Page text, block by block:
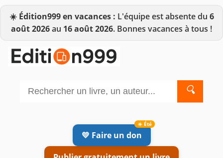
☀️ Édition999 en vacances : L'équipe est absente du 6
août 2026au 16 août 2026. Bonnes vacances à tous !
🔍
💛 Faire un don